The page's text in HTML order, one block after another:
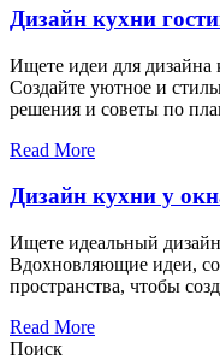
Дизайн кухни
Ищете идеи для дизайна
Создайте уютное и
решения и советы по
Read More
Дизайн кухни у
Ищете идеальный
Вдохновляющие идеи,
пространства, чтобы
Read More
Поиск